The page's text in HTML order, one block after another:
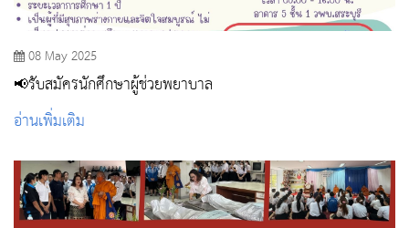
08 May 2025
📢รับสมัครนักศึกษาผู้ช่วยพยาบาล
อ่านเพิ่มเติม